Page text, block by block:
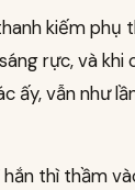
kiếm
rực, và
ấy, vẫn như
hắn thì thầm